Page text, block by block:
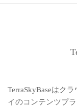
TerraSkyBaseはク
イのコンテンツプ